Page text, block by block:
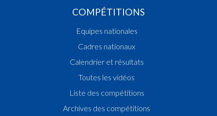
COMPÉTITIONS
Equipes nationales
Cadres nationaux
Calendrier et résultats
Toutes les vidéos
Liste des compétitions
Archives des compétitions